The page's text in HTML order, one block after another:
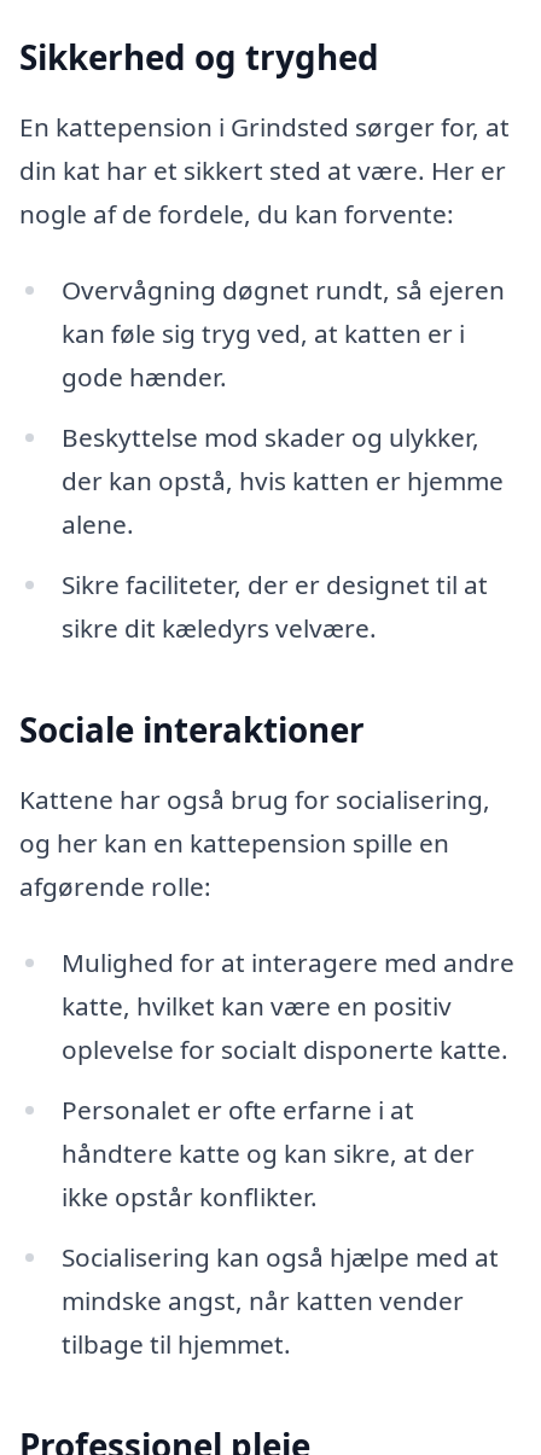
Sikkerhed og tryghed
En kattepension i Grindsted sørger for, at
din kat har et sikkert sted at være. Her er
nogle af de fordele, du kan forvente:
Overvågning døgnet rundt, så ejeren
kan føle sig tryg ved, at katten er i
gode hænder.
Beskyttelse mod skader og ulykker,
der kan opstå, hvis katten er hjemme
alene.
Sikre faciliteter, der er designet til at
sikre dit kæledyrs velvære.
Sociale interaktioner
Kattene har også brug for socialisering,
og her kan en kattepension spille en
afgørende rolle:
Mulighed for at interagere med andre
katte, hvilket kan være en positiv
oplevelse for socialt disponerte katte.
Personalet er ofte erfarne i at
håndtere katte og kan sikre, at der
ikke opstår konflikter.
Socialisering kan også hjælpe med at
mindske angst, når katten vender
tilbage til hjemmet.
Professionel pleje